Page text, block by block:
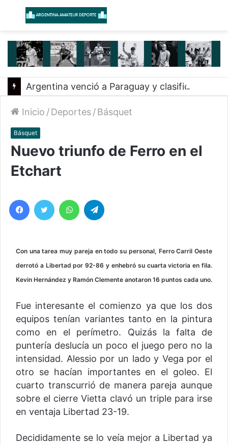
Menú
Inicio /Deportes/Básquet
Básquet
Nuevo triunfo de Ferro en el
Etchart
Con una tarea muy pareja en todo su personal, Ferro Carril Oeste
derrotó a Libertad por 92-86 y enhebró su cuarta victoria en fila.
Kevin Hernández y Ramón Clemente anotaron 16 puntos cada uno.
Fue interesante el comienzo ya que los dos
equipos tenían variantes tanto en la pintura
como en el perímetro. Quizás la falta de
puntería deslucía un poco el juego pero no la
intensidad. Alessio por un lado y Vega por el
otro se hacían importantes en el goleo. El
cuarto transcurrió de manera pareja aunque
sobre el cierre Vietta clavó un triple para irse
en ventaja Libertad 23-19.
Decididamente se lo veía mejor a Libertad ya